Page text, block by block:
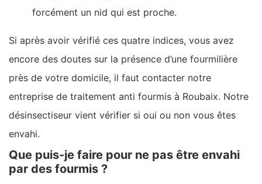
forcément un nid qui est proche.
Si après avoir vérifié ces quatre indices, vous avez
encore des doutes sur la présence d’une fourmilière
près de votre domicile, il faut contacter notre
entreprise de traitement anti fourmis à Roubaix. Notre
désinsectiseur vient vérifier si oui ou non vous êtes
envahi.
Que puis-je faire pour ne pas être envahi
par des fourmis ?